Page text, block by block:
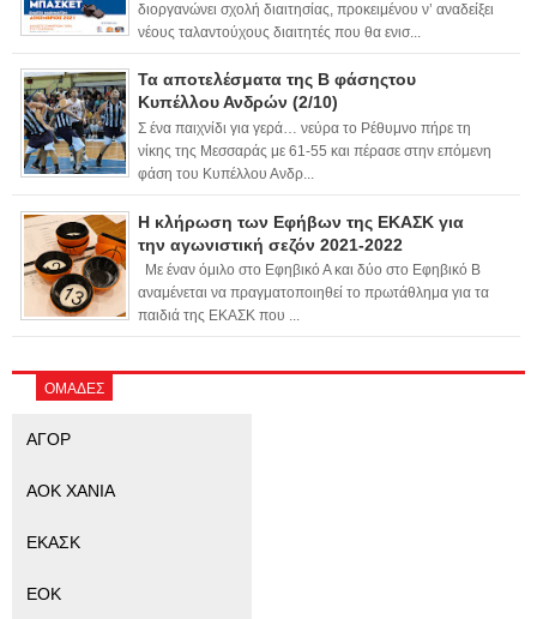
διοργανώνει σχολή διαιτησίας, προκειμένου ν’ αναδείξει
νέους ταλαντούχους διαιτητές που θα ενισ...
Τα αποτελέσματα της Β φάσηςτου
Κυπέλλου Ανδρών (2/10)
Σ ένα παιχνίδι για γερά… νεύρα το Ρέθυμνο πήρε τη
νίκης της Μεσσαράς με 61-55 και πέρασε στην επόμενη
φάση του Κυπέλλου Ανδρ...
Η κλήρωση των Εφήβων της ΕΚΑΣΚ για
την αγωνιστική σεζόν 2021-2022
Με έναν όμιλο στο Εφηβικό Α και δύο στο Εφηβικό Β
αναμένεται να πραγματοποιηθεί το πρωτάθλημα για τα
παιδιά της ΕΚΑΣΚ που ...
ΟΜΑΔΕΣ
ΑΓΟΡ
ΑΟΚ ΧΑΝΙΑ
ΕΚΑΣΚ
ΕΟΚ